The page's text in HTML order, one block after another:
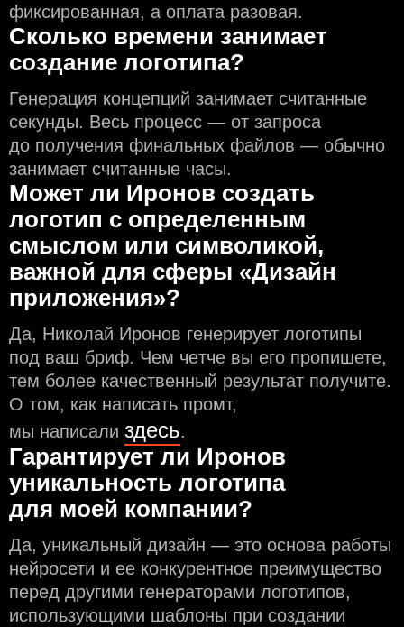
фиксированная, а оплата разовая.
Сколько времени занимает
создание логотипа?
Генерация концепций занимает считанные
секунды. Весь процесс — от запроса
до получения финальных файлов — обычно
занимает считанные часы.
Может ли Иронов создать
логотип с определeнным
смыслом или символикой,
важной для сферы «Дизайн
приложения»?
Да, Николай Иронов генерирует логотипы
под ваш бриф. Чем чeтче вы его пропишете,
тем более качественный результат получите.
О том, как написать промт,
мы написали здесь.
Гарантирует ли Иронов
уникальность логотипа
для моей компании?
Да, уникальный дизайн — это основа работы
нейросети и еe конкурентное преимущество
перед другими генераторами логотипов,
использующими шаблоны при создании